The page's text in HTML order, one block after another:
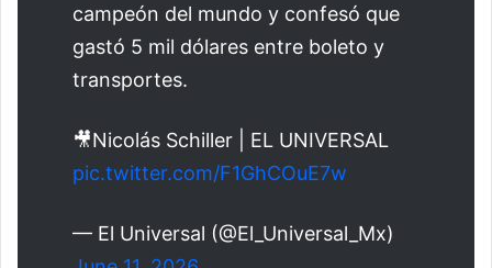
campeón del mundo y confesó que
gastó 5 mil dólares entre boleto y
transportes.
🎥Nicolás Schiller | EL UNIVERSAL
pic.twitter.com/F1GhCOuE7w
— El Universal (@El_Universal_Mx)